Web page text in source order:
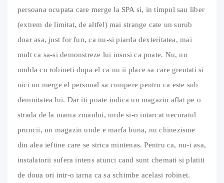
persoana ocupata care merge la SPA si, in timpul sau liber
(extrem de limitat, de altfel) mai strange cate un surub
doar asa, just for fun, ca nu-si piarda dexteritatea, mai
mult ca sa-si demonstreze lui insusi ca poate. Nu, nu
umbla cu robineti dupa el ca nu ii place sa care greutati si
nici nu merge el personal sa cumpere pentru ca este sub
demnitatea lui. Dar iti poate indica un magazin aflat pe o
strada de la mama zmaului, unde si-o intarcat necuratul
pruncii, un magazin unde e marfa buna, nu chinezisme
din alea ieftine care se strica mintenas. Pentru ca, nu-i asa,
instalatorii sufera intens atunci cand sunt chemati si platiti
de doua ori intr-o iarna ca sa schimbe acelasi robinet.